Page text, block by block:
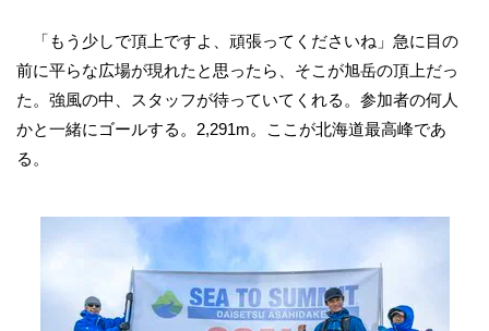
「もう少しで頂上ですよ、頑張ってくださいね」急に目の
前に平らな広場が現れたと思ったら、そこが旭岳の頂上だっ
た。強風の中、スタッフが待っていてくれる。参加者の何人
かと一緒にゴールする。2,291m。ここが北海道最高峰であ
る。